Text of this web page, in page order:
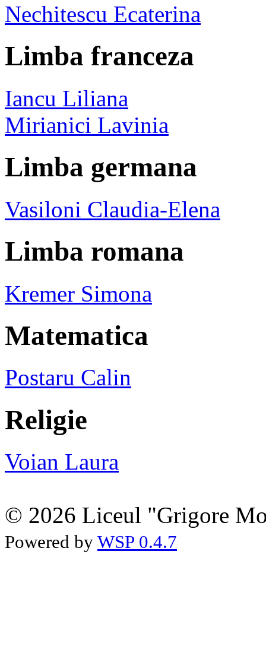
Nechitescu Ecaterina
Limba franceza
Iancu Liliana
Mirianici Lavinia
Limba germana
Vasiloni Claudia-Elena
Limba romana
Kremer Simona
Matematica
Postaru Calin
Religie
Voian Laura
© 2026 Liceul "Grigore
Powered by WSP 0.4.7